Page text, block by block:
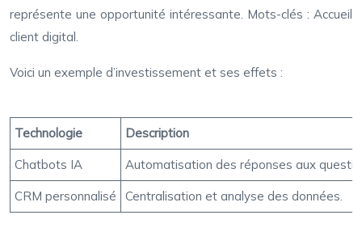
représente une opportunité intéressante. Mots-clés : Accueil
client digital.
Voici un exemple d’investissement et ses effets :
Technologie Description
Chatbots IA Automatisation des réponses aux
CRM personnalisé Centralisation et analyse des données.